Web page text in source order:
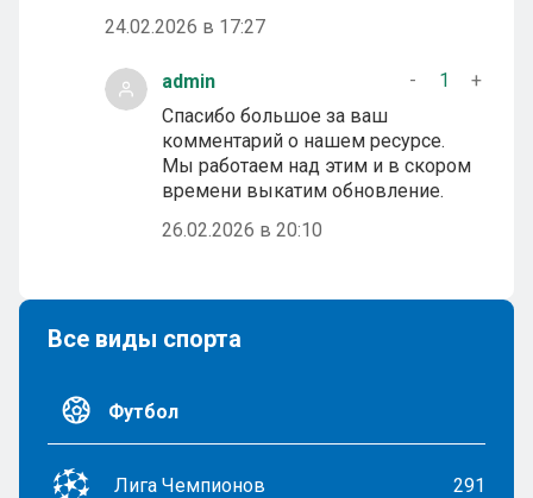
24.02.2026 в 17:27
admin - 1
+
Спасибо большое за ваш
комментарий о нашем ресурсе.
Мы работаем над этим и в скором
времени выкатим обновление.
26.02.2026 в 20:10
Все виды спорта
Футбол
Лига Чемпионов 291